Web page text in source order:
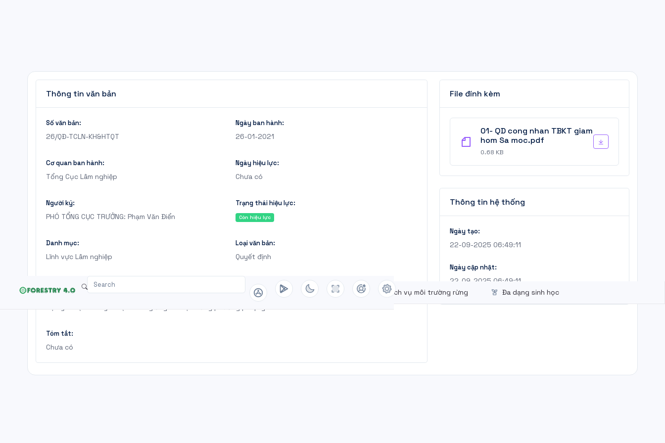
Dashboard Văn bản pháp lý Tài nguyên rừng Quy hoạch lâm nghiệp Dịch vụ môi trường rừng Đa dạng sinh học
Thông tin văn bản
Số văn bản:
26/QĐ-TCLN-KH&HTQT
Ngày ban hành:
26-01-2021
Cơ quan ban hành:
Tổng Cục Lâm nghiệp
Ngày hiệu lực:
Chưa có
Người ký:
PHÓ TỔNG CỤC TRƯỞNG: Phạm Văn Điển
Trạng thái hiệu lực:
Còn hiệu lực
Danh mục:
Lĩnh vực Lâm nghiệp
Loại văn bản:
Quyết định
"Quyết định số 26/QĐ-TCLN-KH&HTQT ngày 26 tháng 01 năm 2021 của Tổng cục Lâm nghiệp về Công nhận tiến
Tóm tắt:
Chưa có
File đính kèm
01- QD cong nhan TBKT giam
hom Sa moc.pdf
0.68 KB
Thông tin hệ thống
Ngày tạo:
22-09-2025 06:49:11
Ngày cập nhật:
22-09-2025 06:49:11